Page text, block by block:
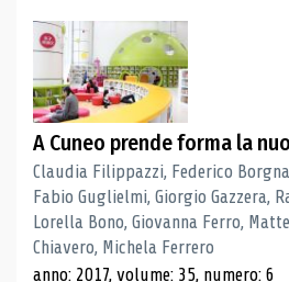
A Cuneo prende forma la
Claudia Filippazzi, Federico
Fabio Guglielmi, Giorgio Gazzera,
Lorella Bono, Giovanna Ferro,
Chiavero, Michela Ferrero
anno: 2017, volume: 35, numero: 6